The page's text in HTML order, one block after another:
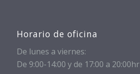
Horario de oficina
De lunes a viernes:
De 9:00-14:00 y de 17:00 a 20:00hr